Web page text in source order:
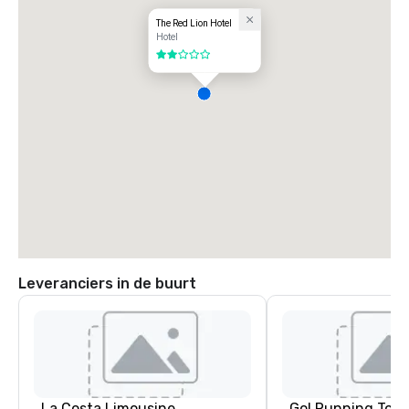
The Red Lion Hotel
Hotel
2 van 5
Leveranciers in de buurt